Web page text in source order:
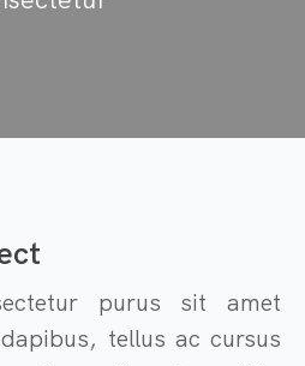
purus sit amet
tellus ac cursus